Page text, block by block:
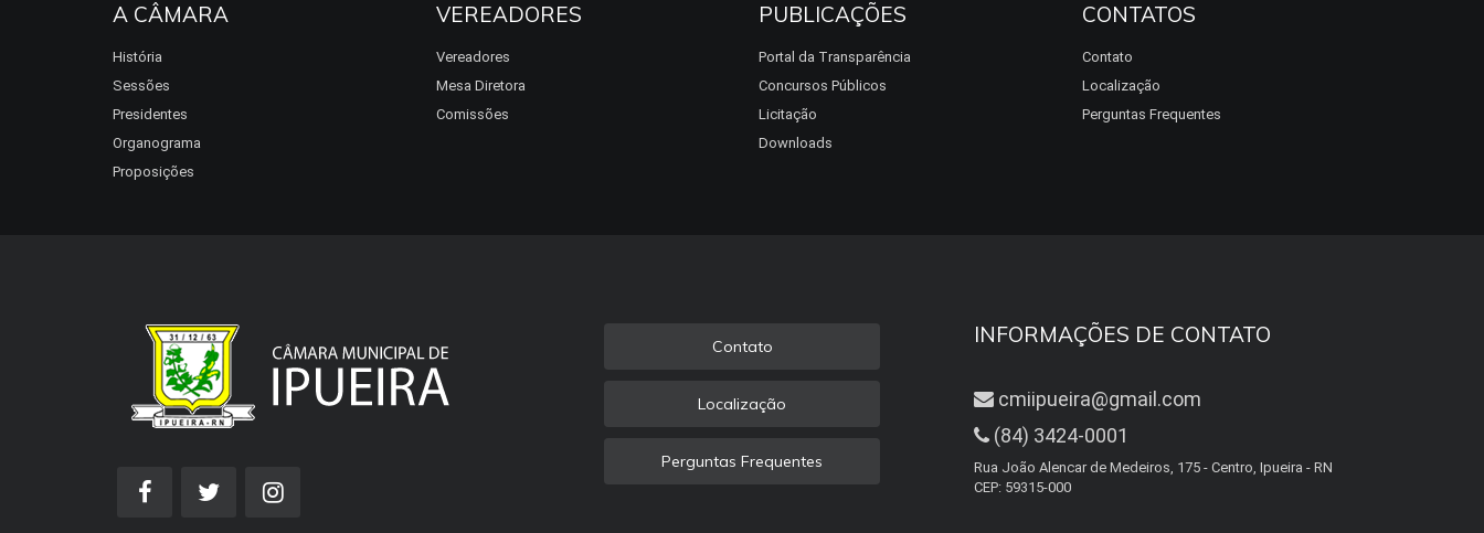
A CÂMARA
História
Sessões
Presidentes
Organograma
Proposições
VEREADORES
Vereadores
Mesa Diretora
Comissões
PUBLICAÇÕES
Portal da Transparência
Concursos Públicos
Licitação
Downloads
CONTATOS
Contato
Localização
Perguntas Frequentes
Contato
Localização
Perguntas Frequentes
INFORMAÇÕES DE CONTATO
cmiipueira@gmail.com
(84) 3424-0001
Rua João Alencar de Medeiros, 175 - Centro, Ipueira - RN
CEP: 59315-000